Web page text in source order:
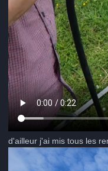
d'ailleur j'ai mis tous les